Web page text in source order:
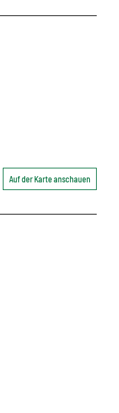
Auf der Karte anschauen